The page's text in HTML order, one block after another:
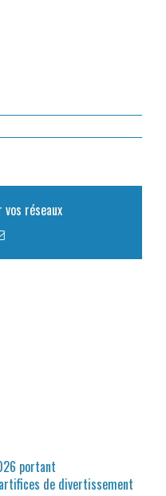
réseaux
Email
portant
de divertissement